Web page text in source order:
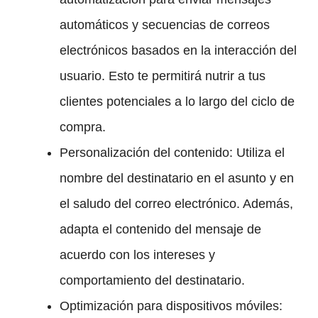
automáticos y secuencias de correos
electrónicos basados en la interacción del
usuario. Esto te permitirá nutrir a tus
clientes potenciales a lo largo del ciclo de
compra.
Personalización del contenido: Utiliza el
nombre del destinatario en el asunto y en
el saludo del correo electrónico. Además,
adapta el contenido del mensaje de
acuerdo con los intereses y
comportamiento del destinatario.
Optimización para dispositivos móviles: